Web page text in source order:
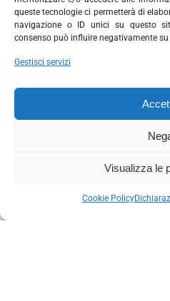
queste tecnologie ci permetterà di
navigazione o ID unici su questo
consenso può influire negativamente
Gestisci servizi
Visualizza le
Cookie Policy